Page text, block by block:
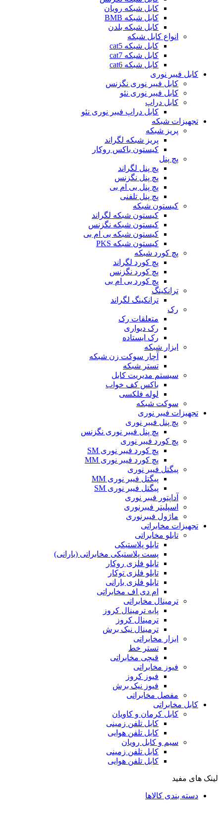
کابل شبکه رویان
کابل شبکه ‌BMB
کابل شبکه بلدن
انواع کابل شبکه
کابل شبکه cat5
کابل شبکه cat7
کابل شبکه cat6
کابل فیبر نوری
کابل فیبر نوری نگزنس
کابل فیبر نوری نئو
کابل دراپ
کابل دراپ فیبر نوری نئو
تجهیزات شبکه
پریز شبکه
پریز شبکه لگراند
کیستون باکس روکار
پچ پنل
پچ پنل لگراند
پچ پنل نگزنس
پچ پنل بی ام بی
پچ پنل تلفنی
کیستون شبکه
کیستون شبکه لگراند
کیستون شبکه نگزنس
کیستون شبکه بی ام بی
کیستون شبکه PKS
پچ کورد شبکه
پچ کورد لگراند
پچ کورد نگزنس
پچ کورد بی ام بی
ترانکینگ
ترانکینگ لگراند
رک
متعلقات رک
رک دیواری
رک ایستاده
ابزار شبکه
آچار سوکت زن شبکه
تستر شبکه
سیستم مدیریت کابل
باکس کف خواب
لوله فلکسی
سوکت شبکه
تجهیزات فیبر نوری
پچ پنل فیبر نوری
پچ پنل فیبر نوری نگزنس
پچ کورد فیبر نوری
پچ کورد فیبر نوری SM
پچ کورد فیبر نوری MM
پیگتل فیبر نوری
پیگتل فیبر نوری MM
پیگتل فیبر نوری SM
آداپتور فیبر نوری
اسپلیتر فیبرنوری
ماژول فیبرنوری
تجهیزات مخابراتی
تابلو مخابراتی
تابلو پلاستیکی
پست پلاستیکی مخابراتی (بارانی)
تابلو فلزی روکار
تابلو فلزی توکار
تابلو فلزی بارانی
ام دی اف مخابراتی
ترمینال مخابراتی
پایه ترمینال کروز
ترمینال کروز
ترمینال نیک برش
ابزار مخابراتی
تستر خط
قیچی مخابراتی
فیوز مخابراتی
فیوز کروز
فیوز نیک برش
مفصل مخابراتی
کابل مخابراتی
کابل کرمان و کاویان
کابل تلفن زمینی
کابل تلفن هوایی
سیم و کابل رویان
کابل تلفن زمینی
کابل تلفن هوایی
لینک های مفید
دسته بندی کالاها